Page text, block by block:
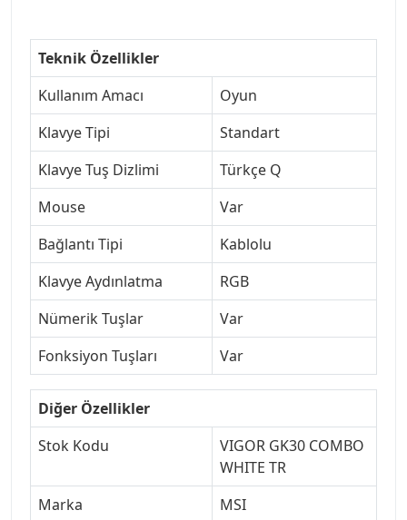
Teknik Özellikler
Kullanım Amacı
Oyun
Klavye Tipi
Standart
Klavye Tuş Dizlimi
Türkçe Q
Mouse
Var
Bağlantı Tipi
Kablolu
Klavye Aydınlatma
RGB
Nümerik Tuşlar
Var
Fonksiyon Tuşları
Var
Diğer Özellikler
Stok Kodu
VIGOR GK30 COMBO
WHITE TR
Marka
MSI